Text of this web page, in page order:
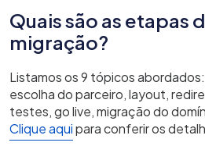
Quais são as etapas
migração?
Listamos os 9 tópicos
escolha do parceiro, layout,
testes, go live, migração do
Clique aquipara conferir os